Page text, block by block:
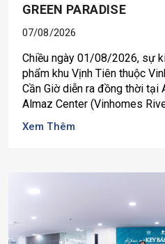
GREEN PARADISE
07/08/2026
Chiều ngày 01/08/2026, sự
phẩm khu Vịnh Tiên thuộc
Cần Giờ diễn ra đồng thời tại
Almaz Center (Vinhomes
Xem Thêm